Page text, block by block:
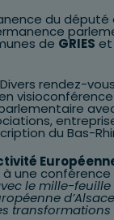
du député
de GRIES et
rendez-
du Bas-
une conférence
le mille-
transformations